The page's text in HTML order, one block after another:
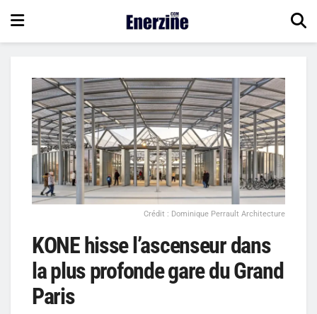
Crédit : Dominique Perrault Architecture
KONE hisse l’ascenseur dans
la plus profonde gare du Grand
Paris